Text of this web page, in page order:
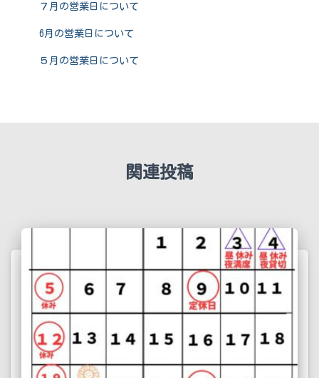
７月の営業日について
6月の営業日について
５月の営業日について
関連投稿